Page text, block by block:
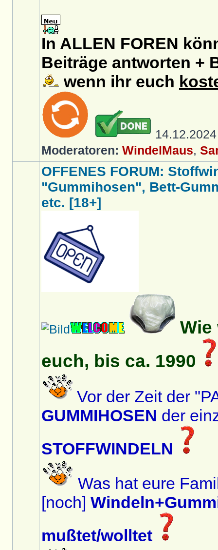
In ALLEN FOREN
Beiträge antworten +
wenn ihr euch
Moderatoren: WindelMaus,
OFFENES FORUM:
"Gummihosen", Bett-
etc. [18+]
Wie
euch, bis ca. 1990
Vor der Zeit der
GUMMIHOSEN der
STOFFWINDELN
Was hat eure
[noch]
mußtet/wolltet